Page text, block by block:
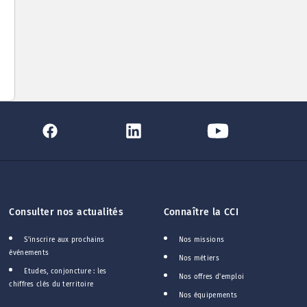
Consulter nos actualités
S'inscrire aux prochains
événements
Etudes, conjoncture : les
chiffres clés du territoire
Connaître la CCI
Nos missions
Nos métiers
Nos offres d'emploi
Nos équipements